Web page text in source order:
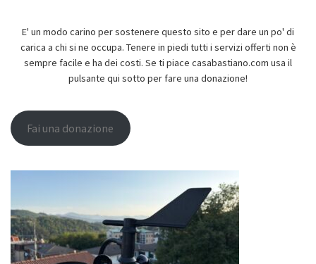
E' un modo carino per sostenere questo sito e per dare un po' di
carica a chi si ne occupa. Tenere in piedi tutti i servizi offerti non è
sempre facile e ha dei costi. Se ti piace casabastiano.com usa il
pulsante qui sotto per fare una donazione!
Fai una donazione